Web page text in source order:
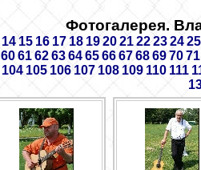
Фотогалерея.
1415 16 17 18 19 20 21 22 23 24 25
60 61 62 63 64 65 66 67 68 6970 71
104 105 106 107 108 109 110 111